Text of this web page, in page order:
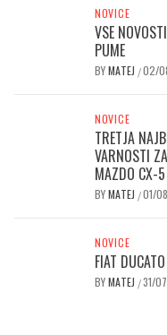
NOVICE
VSE
PUME
BYMATEJ /02/
NOVICE
TRETJA
VARNOSTI
MAZDO CX-5
BYMATEJ /01/
NOVICE
FIAT
BYMATEJ /31/